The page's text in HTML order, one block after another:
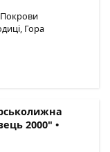
Гора
2000" •